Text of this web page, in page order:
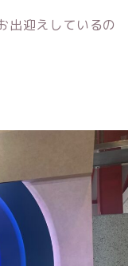
出迎えしているの